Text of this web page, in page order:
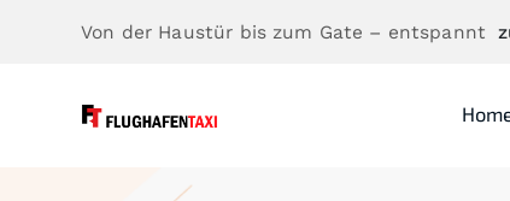
Von der Haustür bis zum Gate – entspannt